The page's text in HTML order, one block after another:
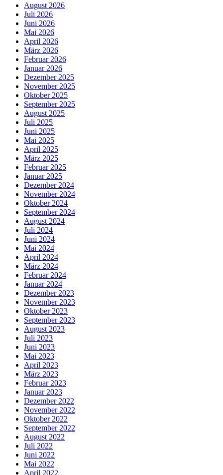
August 2026
Juli 2026
Juni 2026
Mai 2026
April 2026
März 2026
Februar 2026
Januar 2026
Dezember 2025
November 2025
Oktober 2025
September 2025
August 2025
Juli 2025
Juni 2025
Mai 2025
April 2025
März 2025
Februar 2025
Januar 2025
Dezember 2024
November 2024
Oktober 2024
September 2024
August 2024
Juli 2024
Juni 2024
Mai 2024
April 2024
März 2024
Februar 2024
Januar 2024
Dezember 2023
November 2023
Oktober 2023
September 2023
August 2023
Juli 2023
Juni 2023
Mai 2023
April 2023
März 2023
Februar 2023
Januar 2023
Dezember 2022
November 2022
Oktober 2022
September 2022
August 2022
Juli 2022
Juni 2022
Mai 2022
April 2022